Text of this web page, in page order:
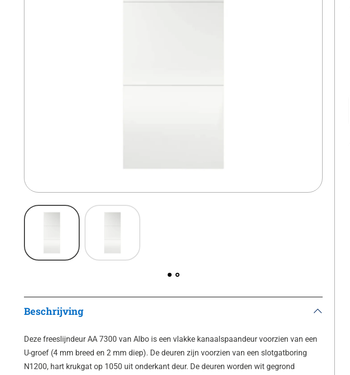
Beschrijving
Deze freeslijndeur AA 7300 van Albo is een vlakke kanaalspaandeur voorzien van een
U-groef (4 mm breed en 2 mm diep). De deuren zijn voorzien van een slotgatboring
N1200, hart krukgat op 1050 uit onderkant deur. De deuren worden wit gegrond